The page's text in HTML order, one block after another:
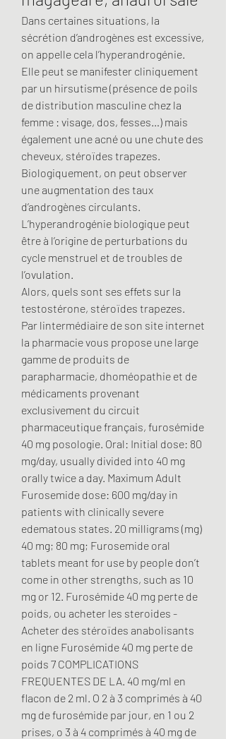
Dans certaines situations, la
sécrétion d’androgènes est excessive,
on appelle cela l’hyperandrogénie.
Elle peut se manifester cliniquement
par un hirsutisme (présence de poils
de distribution masculine chez la
femme : visage, dos, fesses…) mais
également une acné ou une chute des
cheveux, stéroïdes trapezes.
Biologiquement, on peut observer
une augmentation des taux
d’androgènes circulants.
L’hyperandrogénie biologique peut
être à l’origine de perturbations du
cycle menstruel et de troubles de
l’ovulation.
Alors, quels sont ses effets sur la
testostérone, stéroïdes trapezes.
Par lintermédiaire de son site internet
la pharmacie vous propose une large
gamme de produits de
parapharmacie, dhoméopathie et de
médicaments provenant
exclusivement du circuit
pharmaceutique français, furosémide
40 mg posologie. Oral: Initial dose: 80
mg/day, usually divided into 40 mg
orally twice a day. Maximum Adult
Furosemide dose: 600 mg/day in
patients with clinically severe
edematous states. 20 milligrams (mg)
40 mg; 80 mg; Furosemide oral
tablets meant for use by people don’t
come in other strengths, such as 10
mg or 12. Furosémide 40 mg perte de
poids, ou acheter les steroides -
Acheter des stéroïdes anabolisants
en ligne Furosémide 40 mg perte de
poids 7 COMPLICATIONS
FREQUENTES DE LA. 40 mg/ml en
flacon de 2 ml. O 2 à 3 comprimés à 40
mg de furosémide par jour, en 1 ou 2
prises, o 3 à 4 comprimés à 40 mg de